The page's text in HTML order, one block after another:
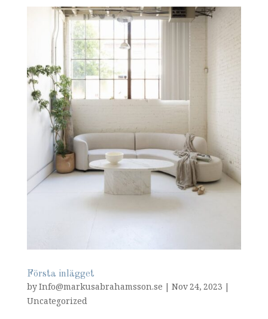
Första inlägget
byInfo@markusabrahamsson.se Nov 24, 2023
Uncategorized